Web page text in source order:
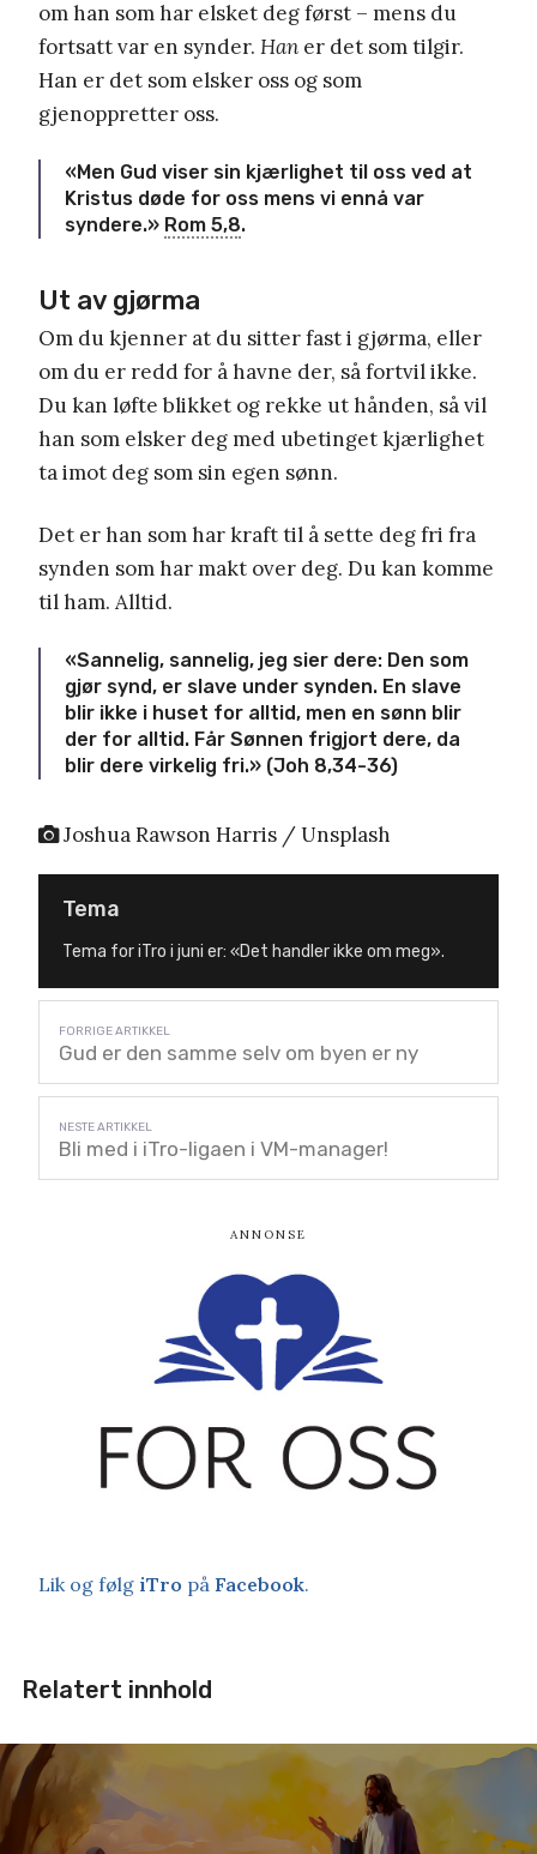
om han som har elsket deg først – mens du
fortsatt var en synder. Han er det som tilgir.
Han er det som elsker oss og som
gjenoppretter oss.
«Men Gud viser sin kjærlighet til oss ved at
Kristus døde for oss mens vi ennå var
syndere.» Rom 5,8.
Ut av gjørma
Om du kjenner at du sitter fast i gjørma, eller
om du er redd for å havne der, så fortvil ikke.
Du kan løfte blikket og rekke ut hånden, så vil
han som elsker deg med ubetinget kjærlighet
ta imot deg som sin egen sønn.
Det er han som har kraft til å sette deg fri fra
synden som har makt over deg. Du kan komme
til ham. Alltid.
«Sannelig, sannelig, jeg sier dere: Den som
gjør synd, er slave under synden. En slave
blir ikke i huset for alltid, men en sønn blir
der for alltid. Får Sønnen frigjort dere, da
blir dere virkelig fri.» (Joh 8,34-36)
Joshua Rawson Harris / Unsplash
Tema
Tema for iTro i juni er: «Det handler ikke om meg».
Gud er den samme selv om byen er ny
Bli med i iTro-ligaen i VM-manager!
Lik og følg iTro på Facebook.
Relatert innhold